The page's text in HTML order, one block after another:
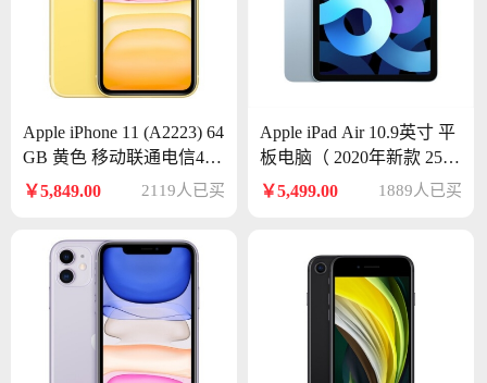
Apple iPhone 11 (A2223) 64
GB 黄色 移动联通电信4G
手机 双卡双待
￥5,849.00 2119人已买
Apple iPad Air 10.9英寸 平
板电脑（ 2020年新款 256
G WLAN版/A14芯片/触控I
￥5,499.00 1889人已买